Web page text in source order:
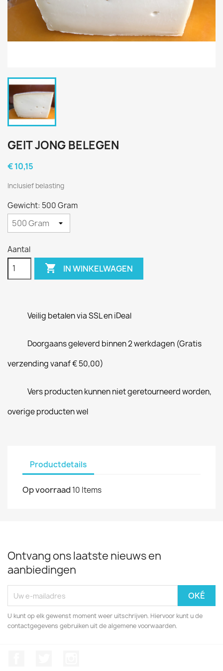
GEIT JONG BELEGEN
€ 10,15
Inclusief belasting
Gewicht: 500 Gram
Aantal
 IN WINKELWAGEN
Veilig betalen via SSL en iDeal
Doorgaans geleverd binnen 2 werkdagen (Gratis
verzending vanaf € 50,00)
Vers producten kunnen niet geretourneerd worden,
overige producten wel
Productdetails
Op voorraad 10 Items
Ontvang ons laatste nieuws en
aanbiedingen
U kunt op elk gewenst moment weer uitschrijven. Hiervoor kunt u de
contactgegevens gebruiken uit de algemene voorwaarden.